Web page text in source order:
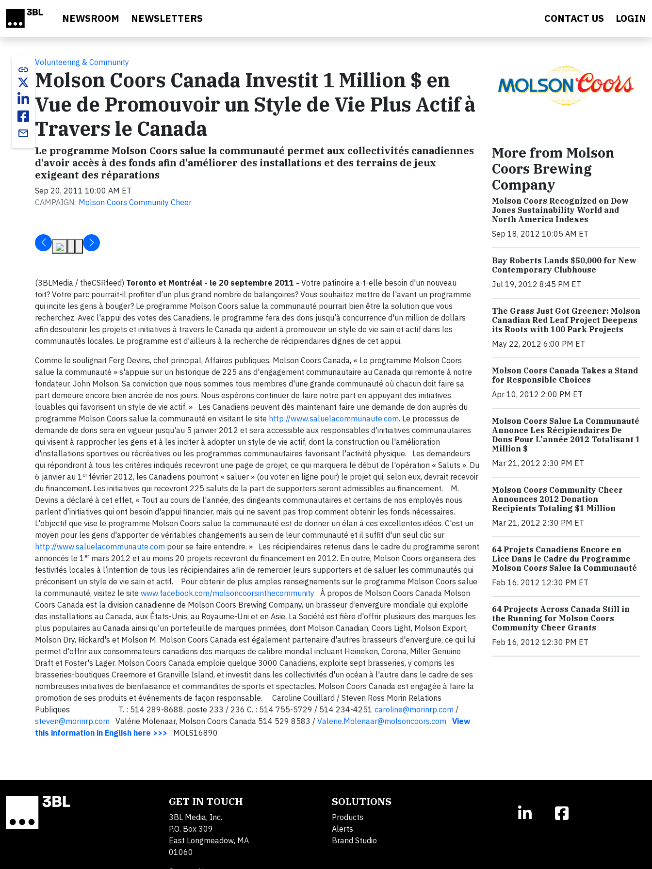
NEWSROOM NEWSLETTERS CONTACT US LOGIN
link
email
Volunteering & Community
Molson Coors Canada Investit 1 Million $ en
Vue de Promouvoir un Style de Vie Plus Actif à
Travers le Canada
Le programme Molson Coors salue la communauté permet aux collectivités canadiennes
d'avoir accès à des fonds afin d'améliorer des installations et des terrains de jeux
exigeant des réparations
Sep 20, 2011 10:00 AM ET
CAMPAIGN: Molson Coors Community Cheer
(3BLMedia / theCSRfeed) Toronto et Montréal - le 20 septembre 2011 - Votre patinoire a-t-elle besoin d'un nouveau
toit? Votre parc pourrait-il profiter d’un plus grand nombre de balançoires? Vous souhaitez mettre de l'avant un programme
qui incite les gens à bouger? Le programme Molson Coors salue la communauté pourrait bien être la solution que vous
recherchez. Avec l'appui des votes des Canadiens, le programme fera des dons jusqu’à concurrence d'un million de dollars
afin desoutenir les projets et initiatives à travers le Canada qui aident à promouvoir un style de vie sain et actif dans les
communautés locales. Le programme est d'ailleurs à la recherche de récipiendaires dignes de cet appui.
Comme le soulignait Ferg Devins, chef principal, Affaires publiques, Molson Coors Canada, « Le programme Molson Coors
salue la communauté » s'appuie sur un historique de 225 ans d'engagement communautaire au Canada qui remonte à notre
fondateur, John Molson. Sa conviction que nous sommes tous membres d'une grande communauté où chacun doit faire sa
part demeure encore bien ancrée de nos jours. Nous espérons continuer de faire notre part en appuyant des initiatives
louables qui favorisent un style de vie actif. » Les Canadiens peuvent dès maintenant faire une demande de don auprès du
programme Molson Coors salue la communauté en visitant le site http://www.saluelacommunaute.com. Le processus de
demande de dons sera en vigueur jusqu'au 5 janvier 2012 et sera accessible aux responsables d'initiatives communautaires
qui visent à rapprocher les gens et à les inciter à adopter un style de vie actif, dont la construction ou l'amélioration
d'installations sportives ou récréatives ou les programmes communautaires favorisant l'activité physique. Les demandeurs
qui répondront à tous les critères indiqués recevront une page de projet, ce qui marquera le début de l'opération « Saluts ». Du
6 janvier au 1 er février 2012, les Canadiens pourront « saluer » (ou voter en ligne pour) le projet qui, selon eux, devrait recevoir
du financement. Les initiatives qui recevront 225 saluts de la part de supporters seront admissibles au financement. M.
Devins a déclaré à cet effet, « Tout au cours de l'année, des dirigeants communautaires et certains de nos employés nous
parlent d’initiatives qui ont besoin d'appui financier, mais qui ne savent pas trop comment obtenir les fonds nécessaires.
L'objectif que vise le programme Molson Coors salue la communauté est de donner un élan à ces excellentes idées. C'est un
moyen pour les gens d'apporter de véritables changements au sein de leur communauté et il suffit d'un seul clic sur
http://www.saluelacommunaute.com pour se faire entendre. » Les récipiendaires retenus dans le cadre du programme seront
annoncés le 1 ermars 2012 et au moins 20 projets recevront du financement en 2012. En outre, Molson Coors organisera des
festivités locales à l’intention de tous les récipiendaires afin de remercier leurs supporters et de saluer les communautés qui
préconisent un style de vie sain et actif. Pour obtenir de plus amples renseignements sur le programme Molson Coors salue
la communauté, visitez le site www.facebook.com/molsoncoorsinthecommunity À propos de Molson Coors Canada Molson
Coors Canada est la division canadienne de Molson Coors Brewing Company, un brasseur d’envergure mondiale qui exploite
des installations au Canada, aux États-Unis, au Royaume-Uni et en Asie. La Société est fière d'offrir plusieurs des marques les
plus populaires au Canada ainsi qu'un portefeuille de marques primées, dont Molson Canadian, Coors Light, Molson Export,
Molson Dry, Rickard's et Molson M. Molson Coors Canada est également partenaire d'autres brasseurs d'envergure, ce qui lui
permet d'offrir aux consommateurs canadiens des marques de calibre mondial incluant Heineken, Corona, Miller Genuine
Draft et Foster's Lager. Molson Coors Canada emploie quelque 3000 Canadiens, exploite sept brasseries, y compris les
brasseries-boutiques Creemore et Granville Island, et investit dans les collectivités d'un océan à l'autre dans le cadre de ses
nombreuses initiatives de bienfaisance et commandites de sports et spectacles. Molson Coors Canada est engagée à faire la
promotion de ses produits et événements de façon responsable. Caroline Couillard / Steven Ross Morin Relations
Publiques T. : 514 289-8688, poste 233 / 236 C. : 514 755-5729 / 514 234-4251 caroline@morinrp.com /
steven@morinrp.com Valérie Molenaar, Molson Coors Canada 514 529 8583 / Valerie.Molenaar@molsoncoors.com View
this information in English here >>>
MOLS16890
More from Molson
Coors Brewing
Company
Molson Coors Recognized on Dow
Jones Sustainability World and
North America Indexes
Sep 18, 2012 10:05 AM ET
Bay Roberts Lands $50,000 for New
Contemporary Clubhouse
Jul 19, 2012 8:45 PM ET
The Grass Just Got Greener: Molson
Canadian Red Leaf Project Deepens
its Roots with 100 Park Projects
May 22, 2012 6:00 PM ET
Molson Coors Canada Takes a Stand
for Responsible Choices
Apr 10, 2012 2:00 PM ET
Molson Coors Salue La Communauté
Annonce Les Récipiendaires De
Dons Pour L'année 2012 Totalisant 1
Million $
Mar 21, 2012 2:30 PM ET
Molson Coors Community Cheer
Announces 2012 Donation
Recipients Totaling $1 Million
Mar 21, 2012 2:30 PM ET
64 Projets Canadiens Encore en
Lice Dans le Cadre du Programme
Molson Coors Salue la Communauté
Feb 16, 2012 12:30 PM ET
64 Projects Across Canada Still in
the Running for Molson Coors
Community Cheer Grants
Feb 16, 2012 12:30 PM ET
GET IN TOUCH
3BL Media, Inc.
P.O. Box 309
East Longmeadow, MA
01060
SOLUTIONS
Products
Alerts
Brand Studio